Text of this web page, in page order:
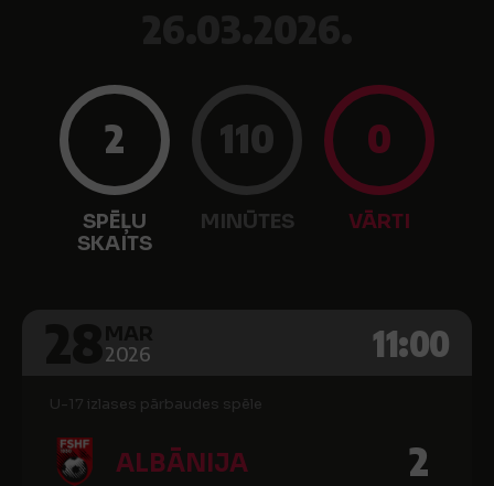
2
SPĒĻU
SKAITS
110
MINŪTES
0
VĀRTI
2026 11:00
U-17 izlases pārbaudes spēle
ALBĀNIJA 2